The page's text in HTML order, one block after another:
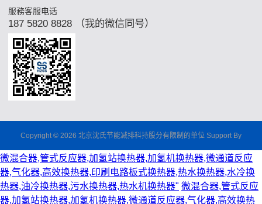
服務客服电话
187 5820 8828 （我的微信同号）
Copyright © 2026 北京沈氏节能减排科持股分有限制的单位 Support By
微混合器,管式反应器,加氢站换热器,加氢机换热器,微通道反应
器,气化器,高效换热器,印刷电路板式换热器,热水换热器,水冷换
热器,油冷换热器,污水换热器,热水机换热器" 微混合器,管式反应
器,加氢站换热器,加氢机换热器,微通道反应器,气化器,高效换热